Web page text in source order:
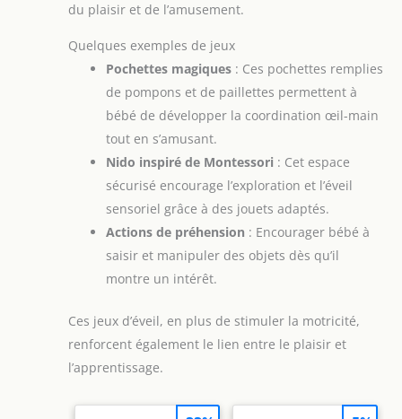
du plaisir et de l’amusement.
Quelques exemples de jeux
Pochettes magiques : Ces pochettes remplies
de pompons et de paillettes permettent à
bébé de développer la coordination œil-main
tout en s’amusant.
Nido inspiré de Montessori : Cet espace
sécurisé encourage l’exploration et l’éveil
sensoriel grâce à des jouets adaptés.
Actions de préhension : Encourager bébé à
saisir et manipuler des objets dès qu’il
montre un intérêt.
Ces jeux d’éveil, en plus de stimuler la motricité,
renforcent également le lien entre le plaisir et
l’apprentissage.